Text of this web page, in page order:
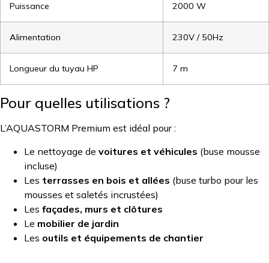
Puissance 2000 W
Alimentation 230V / 50Hz
Longueur du tuyau HP 7 m
Pour quelles utilisations ?
L’AQUASTORM Premium est idéal pour :
Le nettoyage de voitures et véhicules (buse mousse
incluse)
Les terrasses en bois et allées (buse turbo pour les
mousses et saletés incrustées)
Les façades, murs et clôtures
Le mobilier de jardin
Les outils et équipements de chantier